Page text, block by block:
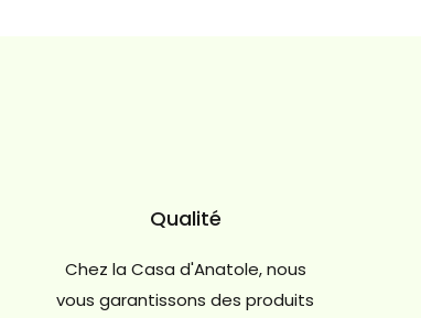
Qualité
Chez la Casa d'Anatole, nous
vous garantissons des produits